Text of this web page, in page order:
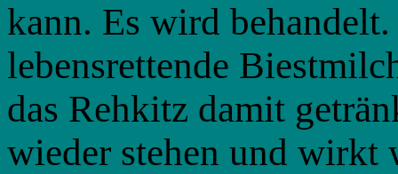
kann. Es wird
lebensrettende
das Rehkitz damit
wieder stehen und wirkt